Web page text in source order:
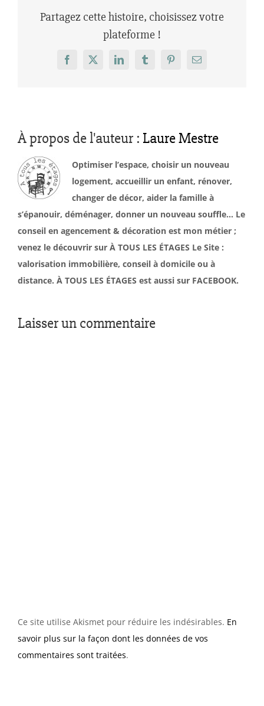
Partagez cette histoire, choisissez votre
plateforme !
Facebook
X LinkedInTumblrPinterestEmail
À propos de l'auteur : Laure Mestre
Optimiser l’espace, choisir un nouveau
logement, accueillir un enfant, rénover,
changer de décor, aider la famille à
s’épanouir, déménager, donner un nouveau souffle… Le
conseil en agencement & décoration est mon métier ;
venez le découvrir sur À TOUS LES ÉTAGES Le Site :
valorisation immobilière, conseil à domicile ou à
distance. À TOUS LES ÉTAGES est aussi sur FACEBOOK.
Laisser un commentaire
Ce site utilise Akismet pour réduire les indésirables. En
savoir plus sur la façon dont les données de vos
commentaires sont traitées.